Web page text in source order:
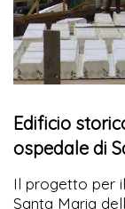
Edificio
ospedale di
Il progetto per
Santa Maria